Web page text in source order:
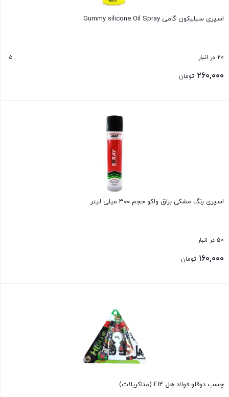
اسپری سیلیکون گامی Gummy silicone Oil Spray
20 در انبار 5
۲۶۰,۰۰۰ تومان
اسپری رنگ مشکی براق واکو حجم ۳۰۰ میلی لیتر
50 در انبار
۱۶۰,۰۰۰ تومان
چسب دوقلو فولاد هل F14 (متاکریلات)